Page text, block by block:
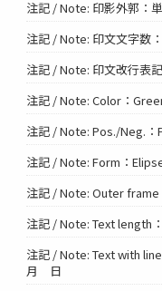
注記 / Note: 印影外郭：
注記 / Note: 印文文字数
注記 / Note: 印文改行
注記 / Note: Color：
注記 / Note: Pos./Neg.：
注記 / Note: Form：
注記 / Note: Outer
注記 / Note: Text length
注記 / Note: Text with
月 日